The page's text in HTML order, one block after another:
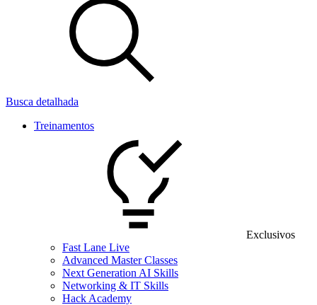
Busca detalhada
Treinamentos
Exclusivos
Fast Lane Live
Advanced Master Classes
Next Generation AI Skills
Networking & IT Skills
Hack Academy